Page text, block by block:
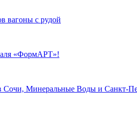
вагоны с рудой
«ФормАРТ»!
Сочи, Минеральные Воды и Санкт-